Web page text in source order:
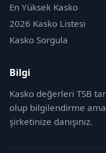
En Yüksek Kasko
2026 Kasko Listesi
Kasko Sorgula
Bilgi
Kasko değerleri TSB
olup bilgilendirme
şirketinize danışınız.